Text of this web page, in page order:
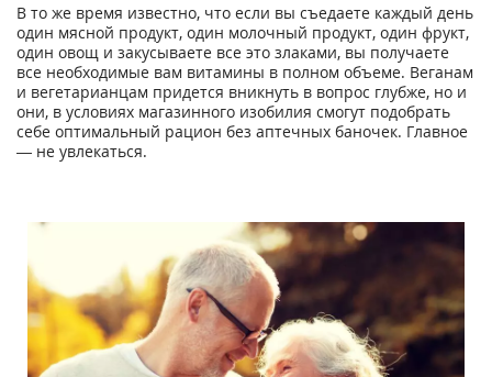
В то же время известно, что если вы съедаете каждый день
один мясной продукт, один молочный продукт, один фрукт,
один овощ и закусываете все это злаками, вы получаете
все необходимые вам витамины в полном объеме. Веганам
и вегетарианцам придется вникнуть в вопрос глубже, но и
они, в условиях магазинного изобилия смогут подобрать
себе оптимальный рацион без аптечных баночек. Главное
— не увлекаться.